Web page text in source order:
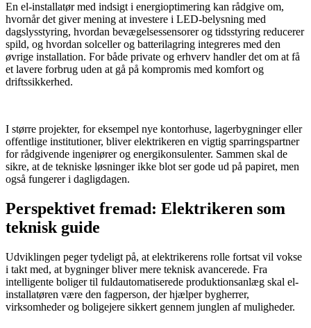
En el-installatør med indsigt i energioptimering kan rådgive om,
hvornår det giver mening at investere i LED-belysning med
dagslysstyring, hvordan bevægelsessensorer og tidsstyring reducerer
spild, og hvordan solceller og batterilagring integreres med den
øvrige installation. For både private og erhverv handler det om at få
et lavere forbrug uden at gå på kompromis med komfort og
driftssikkerhed.
I større projekter, for eksempel nye kontorhuse, lagerbygninger eller
offentlige institutioner, bliver elektrikeren en vigtig sparringspartner
for rådgivende ingeniører og energikonsulenter. Sammen skal de
sikre, at de tekniske løsninger ikke blot ser gode ud på papiret, men
også fungerer i dagligdagen.
Perspektivet fremad: Elektrikeren som
teknisk guide
Udviklingen peger tydeligt på, at elektrikerens rolle fortsat vil vokse
i takt med, at bygninger bliver mere teknisk avancerede. Fra
intelligente boliger til fuldautomatiserede produktionsanlæg skal el-
installatøren være den fagperson, der hjælper bygherrer,
virksomheder og boligejere sikkert gennem junglen af muligheder.